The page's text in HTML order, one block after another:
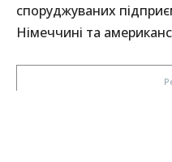
споруджуваних
Німеччині та